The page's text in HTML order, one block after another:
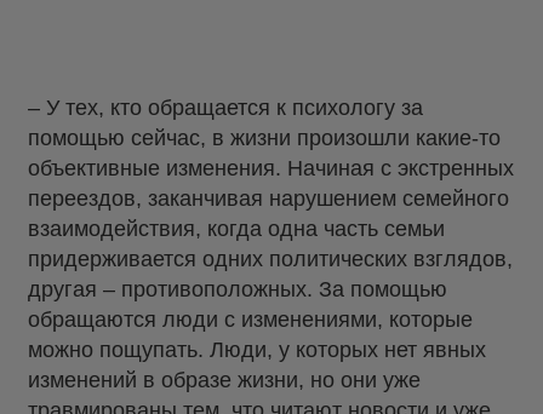
– У тех, кто обращается к психологу за
помощью сейчас, в жизни произошли какие-то
объективные изменения. Начиная с экстренных
переездов, заканчивая нарушением семейного
взаимодействия, когда одна часть семьи
придерживается одних политических взглядов,
другая – противоположных. За помощью
обращаются люди с изменениями, которые
можно пощупать. Люди, у которых нет явных
изменений в образе жизни, но они уже